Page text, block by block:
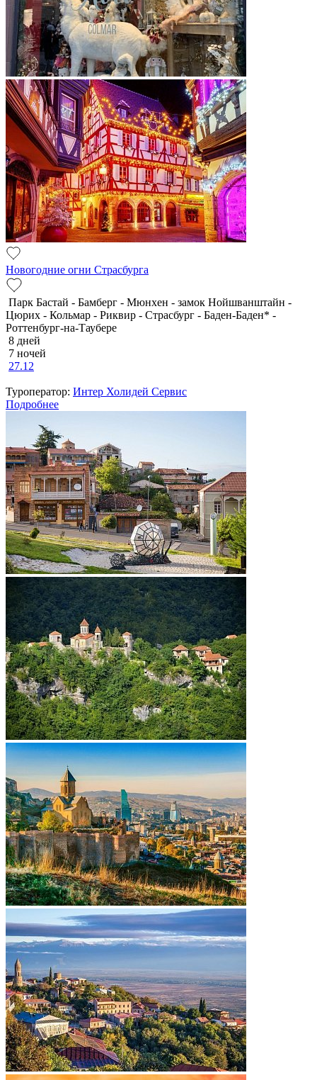
Новогодние огни Страсбурга
Парк Бастай - Бамберг - Мюнхен - замок Нойшванштайн -
Цюрих - Кольмар - Риквир - Страсбург - Баден-Баден* -
Роттенбург-на-Таубере
8 дней
7 ночей
27.12
Туроператор: Интер Холидей Сервис
Подробнее